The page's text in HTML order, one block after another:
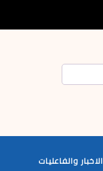
الاخبار والفاعليات